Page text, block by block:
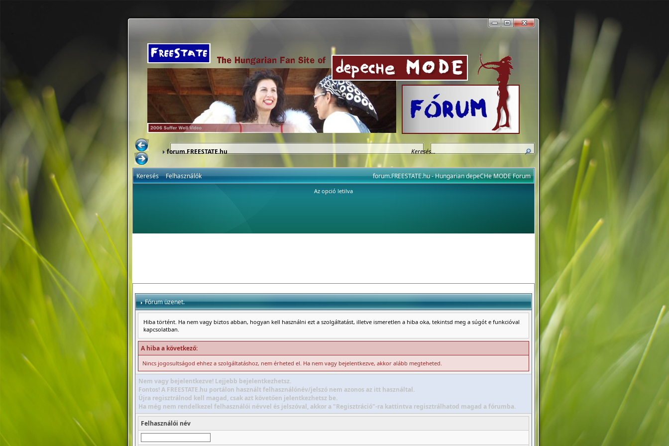
forum.FREESTATE.hu
forum.FREESTATE.hu - Hungarian depeCHe MODE Forum
Keresés Felhasználók
Az opció letilva
Fórum üzenet.
Hiba történt. Ha nem vagy biztos abban, hogyan kell használni ezt a szolgáltatást, illetve ismeretlen a hiba oka, tekintsd meg a súgót e funkcióval
kapcsolatban.
A hiba a következő:
Nincs jogosultságod ehhez a szolgáltatáshoz, nem érheted el. Ha nem vagy bejelentkezve, akkor alább megteheted.
Nem vagy bejelentkezve! Lejjebb bejelentkezhetsz.
Fontos! A FREESTATE.hu portálon használt felhasználónév/jelszó nem azonos az itt használtal.
Újra regisztrálnod kell magad, csak azt követően jelentkezhetsz be.
Ha még nem rendelkezel felhasználói névvel és jelszóval, akkor a "Regisztráció"-ra kattintva regisztrálhatod magad a fórumba.
Felhasználói név